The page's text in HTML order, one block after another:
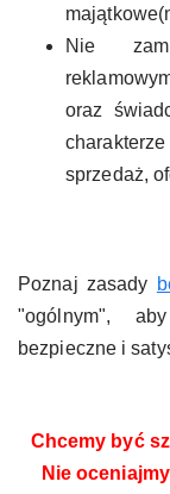
Nie
oraz
sprzedaż,
Poznaj zasady
"ogólnym",
bezpieczne i
Chcemy być
Nie